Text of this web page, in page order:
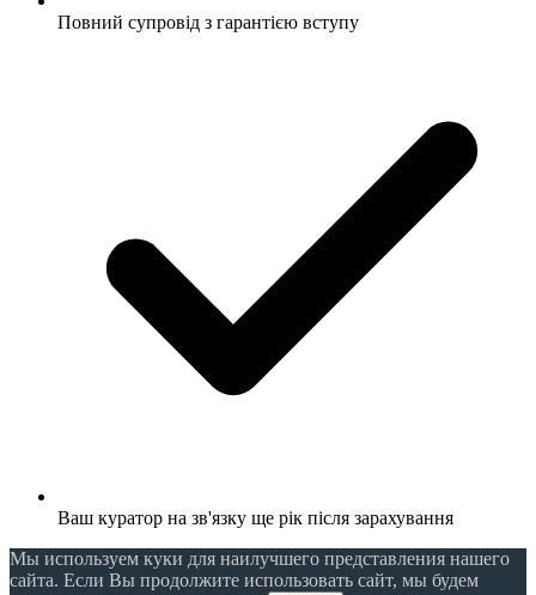
Повний супровід з гарантією вступу
Ваш куратор на зв'язку ще рік після зарахування
Мы используем куки для наилучшего представления нашего
сайта. Если Вы продолжите использовать сайт, мы будем